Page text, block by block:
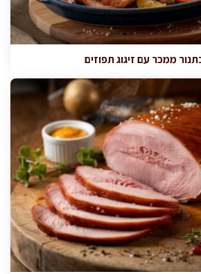
ממכר עם זיגוג תפוזים